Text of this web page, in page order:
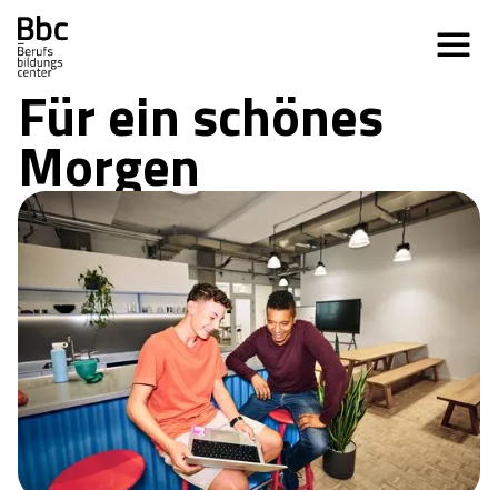
Für ein schönes
Morgen